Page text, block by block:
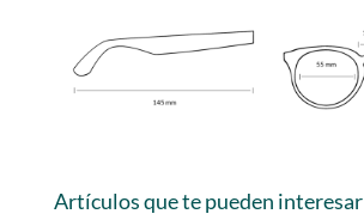
Artículos que te pueden interesar